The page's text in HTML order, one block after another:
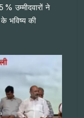
उम्मीदवारों ने
के भविष्य की